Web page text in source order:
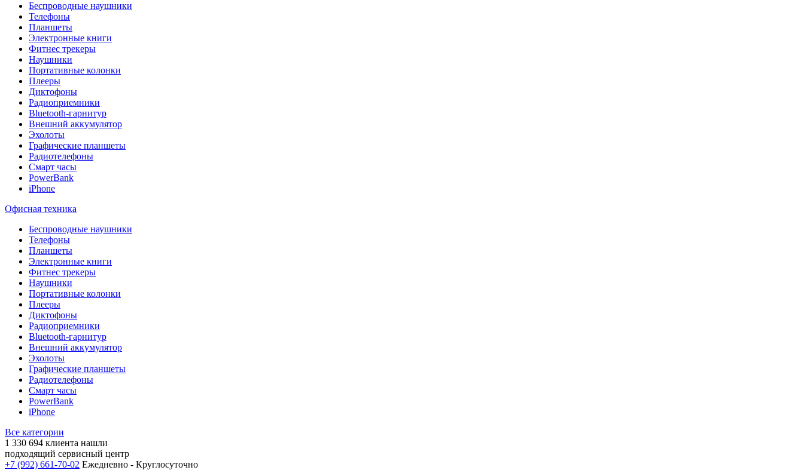
Беспроводные наушники
Телефоны
Планшеты
Электронные книги
Фитнес трекеры
Наушники
Портативные колонки
Плееры
Диктофоны
Радиоприемники
Bluetooth-гарнитур
Внешний аккумулятор
Эхолоты
Графические планшеты
Радиотелефоны
Смарт часы
PowerBank
iPhone
Офисная техника
Беспроводные наушники
Телефоны
Планшеты
Электронные книги
Фитнес трекеры
Наушники
Портативные колонки
Плееры
Диктофоны
Радиоприемники
Bluetooth-гарнитур
Внешний аккумулятор
Эхолоты
Графические планшеты
Радиотелефоны
Смарт часы
PowerBank
iPhone
Все категории
1 330 694 клиента нашли
подходящий сервисный центр
+7 (992) 661-70-02 Ежедневно - Круглосуточно